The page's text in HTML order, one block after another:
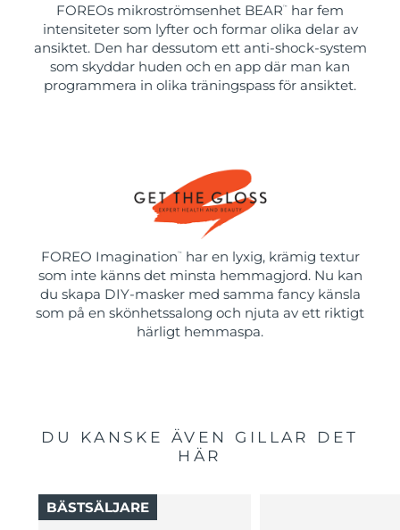
FOREOs mikroströmsenhet BEAR ™
har fem
intensiteter som lyfter och formar olika delar av
ansiktet. Den har dessutom ett anti-shock-system
som skyddar huden och en app där man kan
programmera in olika träningspass för ansiktet.
FOREO Imagination ™
har en lyxig, krämig textur
som inte känns det minsta hemmagjord. Nu kan
du skapa DIY-masker med samma fancy känsla
som på en skönhetssalong och njuta av ett riktigt
härligt hemmaspa.
DU KANSKE ÄVEN GILLAR DET
HÄR
BÄSTSÄLJARE